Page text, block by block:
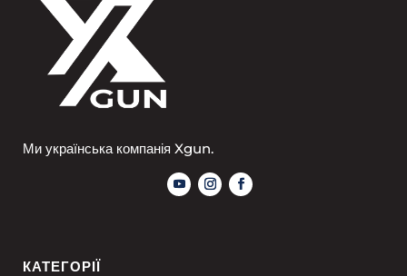
Ми українська компанія Xgun.
КАТЕГОРІЇ